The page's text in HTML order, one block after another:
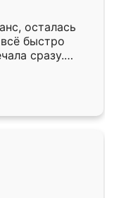
здесь.
осталась
быстро
сразу.
подошёл к
Собрали
даже